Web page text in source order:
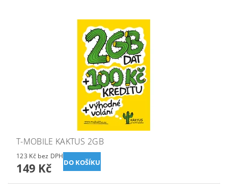
T-MOBILE KAKTUS 2GB
123 Kč bez DPH
149 Kč